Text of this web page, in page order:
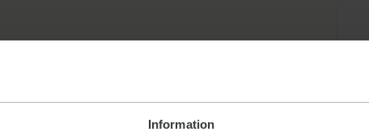
Information
ansluten till Riksidrottsförbundet. Därmed följer vi
Dopingkontroller kan förekomma. Medlemsavgiften
Medlemskapet är personligt.